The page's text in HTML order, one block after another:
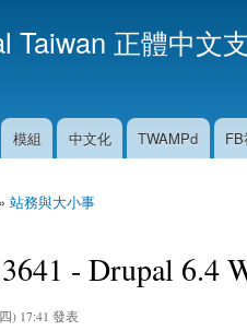
Taiwan 正體中文
模組 中文化 TWAMPd
» 站務與大小事
- Drupal 6.4
) 17:41 發表